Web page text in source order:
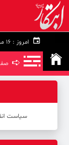
امروز :
➪
سیاست